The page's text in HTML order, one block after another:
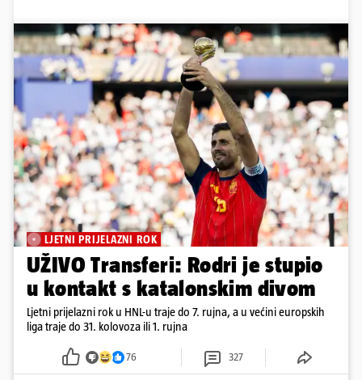
LJETNI PRIJELAZNI ROK
UŽIVO Transferi: Rodri je stupio
u kontakt s katalonskim divom
Ljetni prijelazni rok u HNL-u traje do 7. rujna, a u većini europskih
liga traje do 31. kolovoza ili 1. rujna
76 327